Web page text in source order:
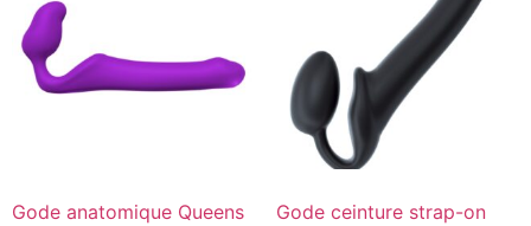
Gode anatomique Queens
Gode ceinture strap-on